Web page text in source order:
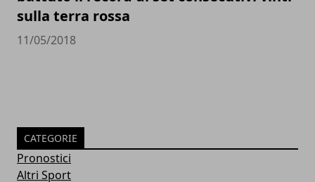
sulla terra rossa
11/05/2018
CATEGORIE
Pronostici
Altri Sport